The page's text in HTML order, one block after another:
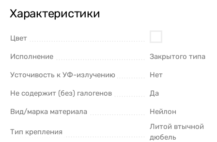
Характеристики
Цвет
Исполнение Закрытого типа
Усточивость к УФ-излучению Нет
Не содержит (без) галогенов Да
Вид/марка материала Нейлон
Тип крепления
Литой втычной
дюбель